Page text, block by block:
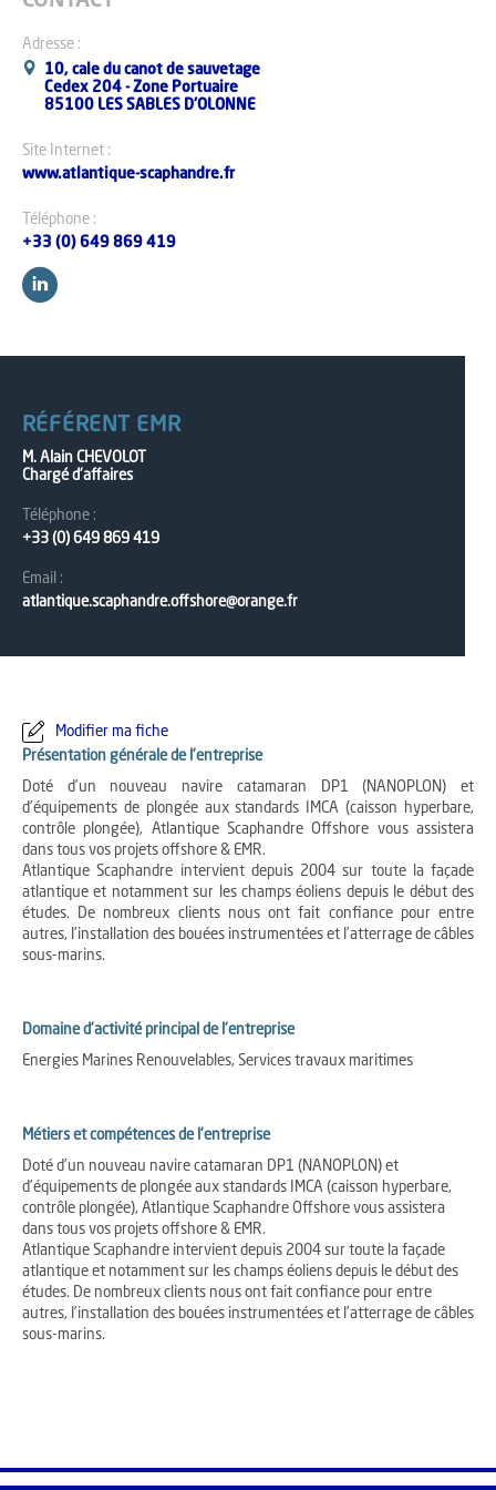
Adresse :
10, cale du canot de sauvetage
Cedex 204 - Zone Portuaire
85100 LES SABLES D'OLONNE
Site Internet :
www.atlantique-scaphandre.fr
Téléphone :
+33 (0) 649 869 419
RÉFÉRENT EMR
M. Alain CHEVOLOT
Chargé d'affaires
Téléphone :
+33 (0) 649 869 419
Email :
atlantique.scaphandre.offshore@orange.fr
Modifier ma fiche
Présentation générale de l'entreprise
Doté d’un nouveau navire catamaran DP1 (NANOPLON) et
d’équipements de plongée aux standards IMCA (caisson hyperbare,
contrôle plongée), Atlantique Scaphandre Offshore vous assistera
dans tous vos projets offshore & EMR.
Atlantique Scaphandre intervient depuis 2004 sur toute la façade
atlantique et notamment sur les champs éoliens depuis le début des
études. De nombreux clients nous ont fait confiance pour entre
autres, l’installation des bouées instrumentées et l’atterrage de câbles
sous-marins.
Domaine d'activité principal de l'entreprise
Energies Marines Renouvelables, Services travaux maritimes
Métiers et compétences de l'entreprise
Doté d’un nouveau navire catamaran DP1 (NANOPLON) et
d’équipements de plongée aux standards IMCA (caisson hyperbare,
contrôle plongée), Atlantique Scaphandre Offshore vous assistera
dans tous vos projets offshore & EMR.
Atlantique Scaphandre intervient depuis 2004 sur toute la façade
atlantique et notamment sur les champs éoliens depuis le début des
études. De nombreux clients nous ont fait confiance pour entre
autres, l’installation des bouées instrumentées et l’atterrage de câbles
sous-marins.